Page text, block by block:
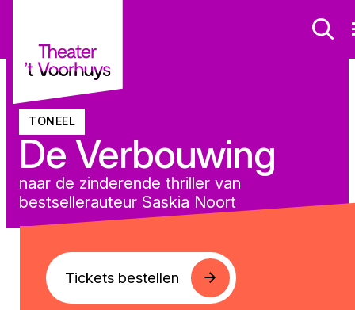
De Verbouwing
naar de zinderende thriller van
bestsellerauteur Saskia Noort
TONEEL
Tickets bestellen